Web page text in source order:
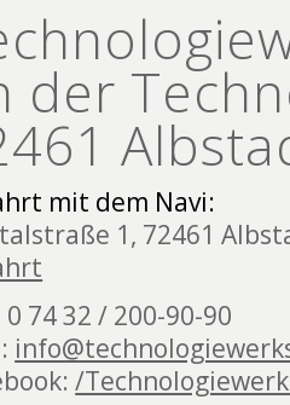
der
mit dem Navi:
1, 72461
0 74 32 / 200-90-90
/